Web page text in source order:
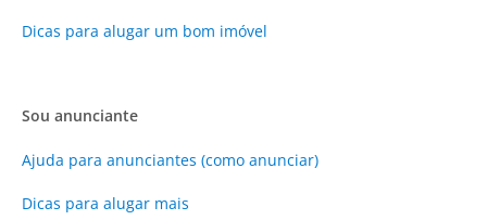
Dicas para alugar um bom imóvel
Sou anunciante
Ajuda para anunciantes (como anunciar)
Dicas para alugar mais